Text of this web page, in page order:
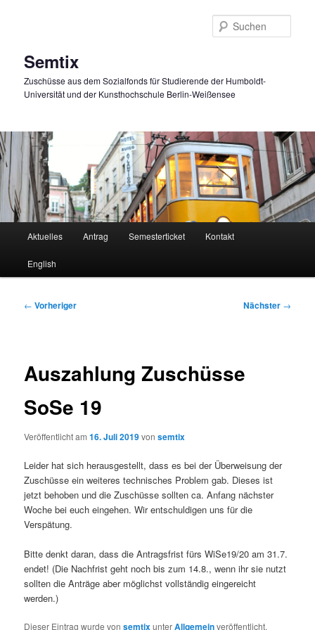
Semtix
Zuschüsse aus dem Sozialfonds für Studierende der Humboldt-
Universität und der Kunsthochschule Berlin-Weißensee
Aktuelles Antrag Semesterticket Kontakt
English
Beitragsnavigation
← Vorheriger Nächster →
Auszahlung Zuschüsse
SoSe 19
Veröffentlicht am16. Juli 2019vonsemtix
Leider hat sich herausgestellt, dass es bei der Überweisung der
Zuschüsse ein weiteres technisches Problem gab. Dieses ist
jetzt behoben und die Zuschüsse sollten ca. Anfang nächster
Woche bei euch eingehen. Wir entschuldigen uns für die
Verspätung.
Bitte denkt daran, dass die Antragsfrist fürs WiSe19/20 am 31.7.
endet! (Die Nachfrist geht noch bis zum 14.8., wenn ihr sie nutzt
sollten die Anträge aber möglichst vollständig eingereicht
werden.)
Dieser Eintrag wurde vonsemtixunterAllgemeinveröffentlicht.